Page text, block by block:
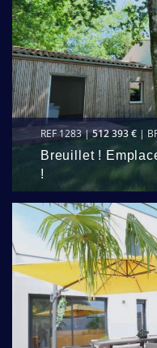
REF 1283 |512 393 € |
Breuillet !
!